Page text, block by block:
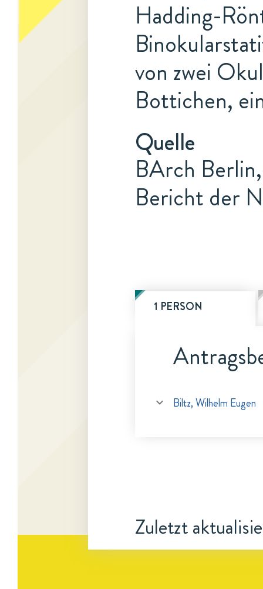
Hadding-
von zwei
Bottichen,
Quelle
BArch
Bericht der
1 PERSON
Biltz, Wilhelm Eugen
Zuletzt